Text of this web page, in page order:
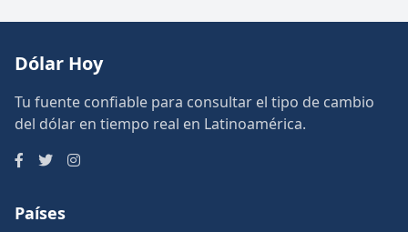
Dólar Hoy
Tu fuente confiable para consultar el tipo de cambio
del dólar en tiempo real en Latinoamérica.
Países